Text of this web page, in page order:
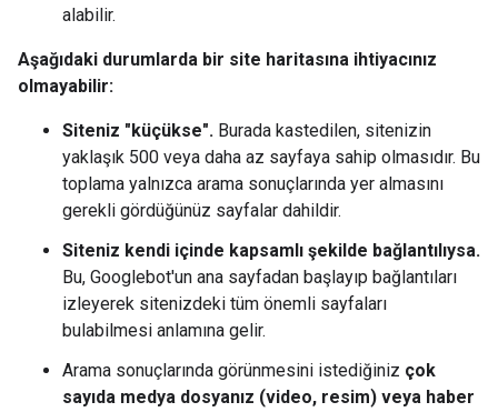
alabilir.
Aşağıdaki durumlarda bir site haritasına ihtiyacınız
olmayabilir:
Siteniz "küçükse". Burada kastedilen, sitenizin
yaklaşık 500 veya daha az sayfaya sahip olmasıdır. Bu
toplama yalnızca arama sonuçlarında yer almasını
gerekli gördüğünüz sayfalar dahildir.
Siteniz kendi içinde kapsamlı şekilde bağlantılıysa.
Bu, Googlebot'un ana sayfadan başlayıp bağlantıları
izleyerek sitenizdeki tüm önemli sayfaları
bulabilmesi anlamına gelir.
Arama sonuçlarında görünmesini istediğiniz çok
sayıda medya dosyanız (video, resim) veya haber